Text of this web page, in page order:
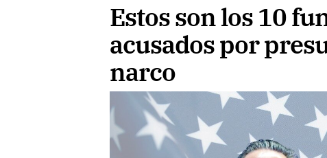
Estos son los 10
acusados por
narco